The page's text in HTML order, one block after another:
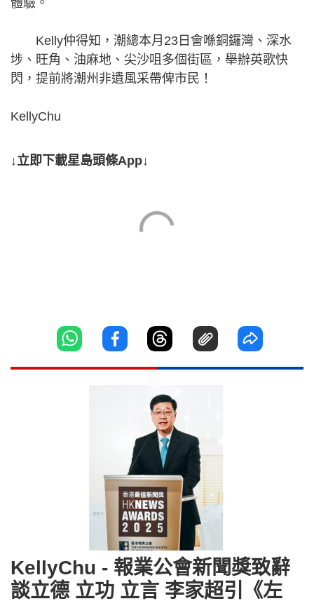
體驗。
Kelly仲得知，潮總本月23日會喺銅鑼灣、深水
埗、旺角、油麻地、尖沙咀多個街區，舉辦英歌快
閃，提前將潮州非遺風采帶俾市民！
KellyChu
↓立即下載星島頭條App↓
KellyChu - 報業公會新聞獎致辭
談立德 立功 立言 李家超引《左